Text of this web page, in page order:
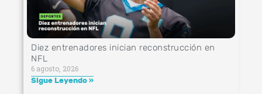
Diez entrenadores inician reconstrucción en
NFL
6 agosto, 2026
Sigue Leyendo »